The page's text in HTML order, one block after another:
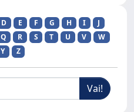
D E F G H I
J
Q R S T U V
W
Y Z